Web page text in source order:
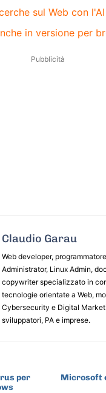
sul Web con l'AI
in versione per
Pubblicità
Claudio Garau
Web developer,
Administrator, Linux Admin,
copywriter specializzato in
tecnologie orientate a Web,
Cybersecurity e Digital
sviluppatori, PA e imprese.
per
Microsoft